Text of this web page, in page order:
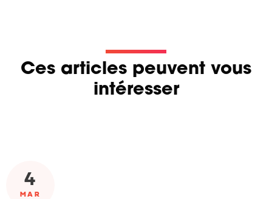
Ces articles peuvent vous
intéresser
4
MAR